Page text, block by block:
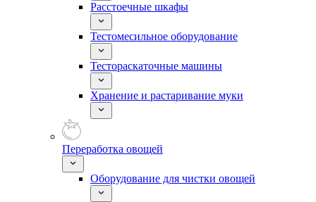
Расстоечные шкафы
Тестомесильное оборудование
Тестораскаточные машины
Хранение и растаривание муки
Переработка овощей
Оборудование для чистки овощей